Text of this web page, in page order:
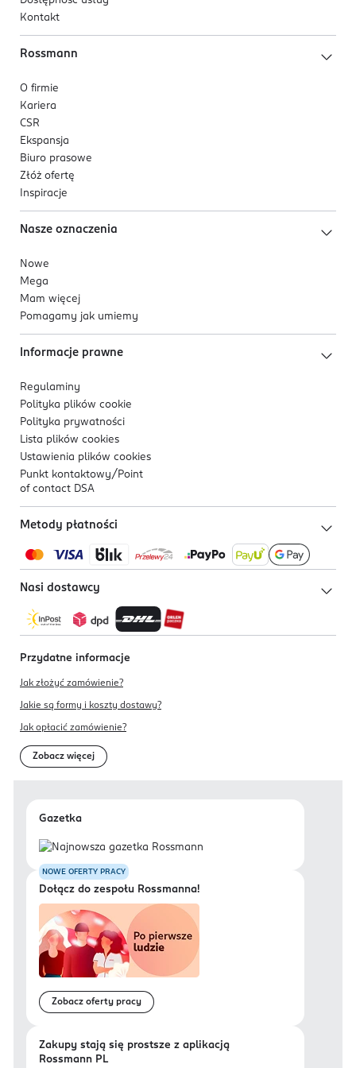
obciążania skóry.
Kontakt
Rossmann
O firmie
Kariera
CSR
Ekspansja
Biuro prasowe
Złóż ofertę
Inspiracje
Nasze oznaczenia
Nowe
Mega
Mam więcej
Pomagamy jak umiemy
Informacje prawne
Regulaminy
Polityka plików cookie
Polityka prywatności
Lista plików cookies
Ustawienia plików cookies
Punkt kontaktowy/ Point
of contact DSA
Metody płatności
Nasi dostawcy
Przydatne informacje
Jak złożyć zamówienie?
Jakie są formy i koszty dostawy?
Jak opłacić zamówienie?
Zobacz więcej
Gazetka
NOWE OFERTY PRACY
Dołącz do zespołu Rossmanna!
Zobacz oferty pracy
Zakupy stają się prostsze z aplikacją
Rossmann PL